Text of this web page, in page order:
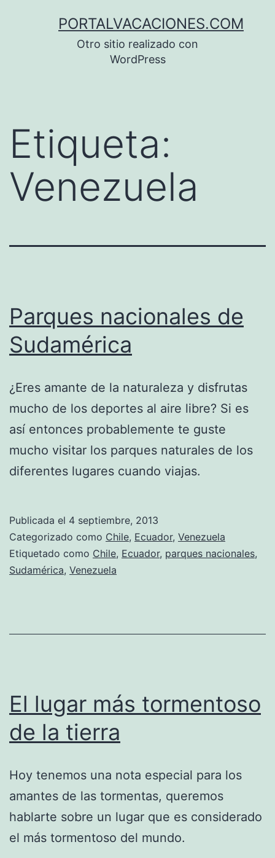
PORTALVACACIONES.COM
Otro sitio realizado con
WordPress
Etiqueta:
Venezuela
Parques nacionales de
Sudamérica
¿Eres amante de la naturaleza y disfrutas
mucho de los deportes al aire libre? Si es
así entonces probablemente te guste
mucho visitar los parques naturales de los
diferentes lugares cuando viajas.
Publicada el 4 septiembre, 2013
Categorizado como Chile, Ecuador, Venezuela
Etiquetado como Chile, Ecuador, parques nacionales,
Sudamérica, Venezuela
El lugar más tormentoso
de la tierra
Hoy tenemos una nota especial para los
amantes de las tormentas, queremos
hablarte sobre un lugar que es considerado
el más tormentoso del mundo.